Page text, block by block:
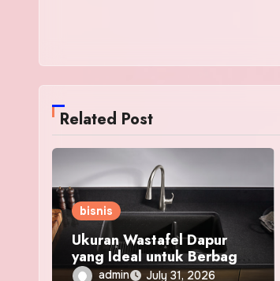
Related Post
bisnis
Ukuran Wastafel Dapur
yang Ideal untuk Berbagai
Kebutuhan
admin July 31, 2026